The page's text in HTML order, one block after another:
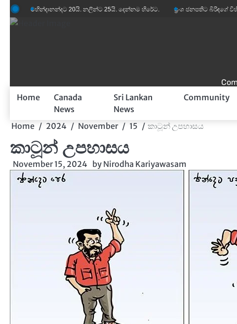
Skip
to
20යි. නලින්ට 25යි. දෙන්නම හිරේට. ප්‍රංශ ජනපතිට බිරිඳගේ විහිළුවක්.
Home
Canada
News
Sri Lankan
News
Community
Home 2024 November 15 කාටූන් උපහාසය
කාටූන් උපහාසය
November 15, 2024 by Nirodha Kariyawasam